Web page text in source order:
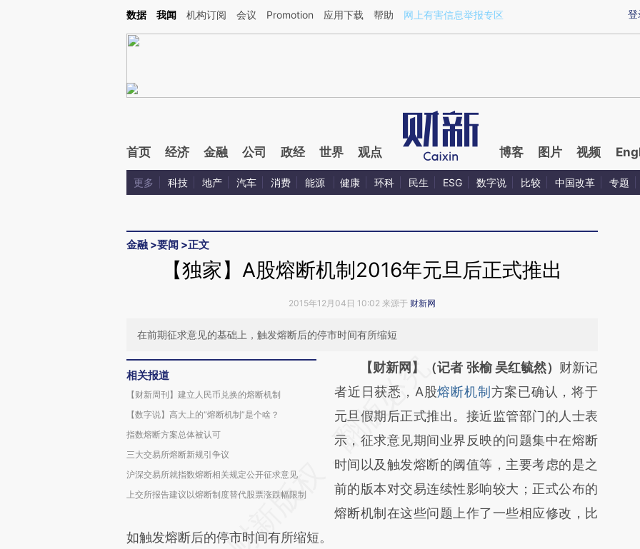
登
数据 我闻 机构订阅 会议 Promotion 应用下载 帮助 网上有害信息举报专区
首页 经济 金融 公司 政经 世界 观点 博客 图片 视频
更多 科技 地产 汽车 消费 能源 健康 环科 民生 ESG 数字说 比较 中国改革 专题
金融 >要闻 >正文
【独家】A股熔断机制2016年元旦后正式推出
2015年12月04日 10:02 来源于 财新网
在前期征求意见的基础上，触发熔断后的停市时间有所缩短
相关报道
【财新周刊】建立人民币兑换的熔断机制
【数字说】高大上的“熔断机制”是个啥？
指数熔断方案总体被认可
三大交易所熔断新规引争议
沪深交易所就指数熔断相关规定公开征求意见
上交所报告建议以熔断制度替代股票涨跌幅限制
【财新网】（记者 张榆 吴红毓然） 财新记
者近日获悉，A股熔断机制 方案已确认，将于
元旦假期后正式推出。接近监管部门的人士表
示，征求意见期间业界反映的问题集中在熔断
时间以及触发熔断的阈值等，主要考虑的是之
前的版本对交易连续性影响较大；正式公布的
熔断机制在这些问题上作了一些相应修改，比
如触发熔断后的停市时间有所缩短。